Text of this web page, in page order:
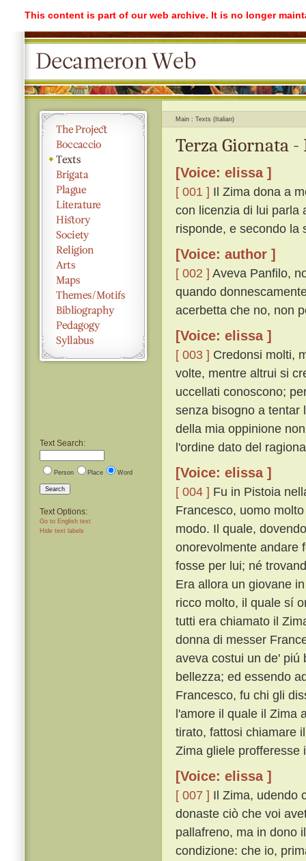
This content is part of our web archive. It is no longer
Text Search:
Person Place Word
Search
Text Options:
Go to English text
Hide text labels
Main Texts (Italian)
Terza Giornata
[Voice: elissa ]
[ 001 ] Il Zima dona a
con licenzia di lui parla
risponde, e secondo la
[Voice: author ]
[ 002 ] Aveva Panfilo,
quando
acerbetta che no, non
[Voice: elissa ]
[ 003 ] Credonsi molti,
volte, mentre altrui si
uccellati conoscono;
senza bisogno a tentar
della mia oppinione
l'ordine dato del
[Voice: elissa ]
[ 004 ] Fu in Pistoia
Francesco, uomo
modo. Il quale,
onorevolmente andare
fosse per lui; né
Era allora un giovane
ricco molto, il quale sí
tutti era chiamato il
donna di messer
aveva costui un de' piú
bellezza; ed essendo
Francesco, fu chi gli
l'amore il quale il Zima
tirato, fattosi chiamare
Zima gliele profferesse
[Voice: elissa ]
[ 007 ] Il Zima, udendo
donaste ciò che voi
pallafreno, ma in dono
condizione: che io,